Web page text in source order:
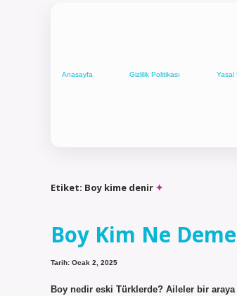
Anasayfa Gizlilik Politikası Yasal
Etiket: Boy kime denir
Boy Kim Ne
Tarih: Ocak 2, 2025
Boy nedir eski Türklerde? Aileler bir